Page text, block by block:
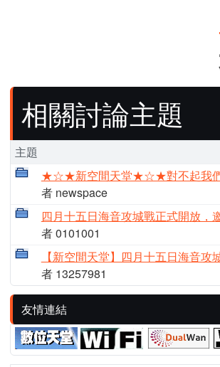
相關討論主題
主題
★☆★新空間天堂★☆★對不起我們
者 newspace
四月十五日海音攻城戰正式開放，
者 0101001
【新空間天堂】四月十五日海音攻
者 13257981
友情連結